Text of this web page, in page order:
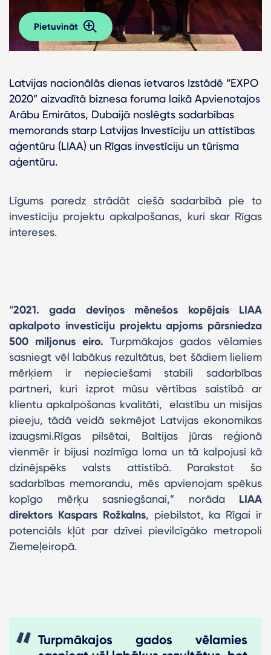
Pietuvināt
Latvijas nacionālās dienas ietvaros Izstādē “EXPO
2020” aizvadītā biznesa foruma laikā Apvienotajos
Arābu Emirātos, Dubaijā noslēgts sadarbības
memorands starp Latvijas Investīciju un attīstības
aģentūru (LIAA) un Rīgas investīciju un tūrisma
aģentūru.
Līgums paredz strādāt ciešā sadarbībā pie to
investīciju projektu apkalpošanas, kuri skar Rīgas
intereses.
“2021. gada deviņos mēnešos kopējais LIAA
apkalpoto investīciju projektu apjoms pārsniedza
500 miljonus eiro. Turpmākajos gados vēlamies
sasniegt vēl labākus rezultātus, bet šādiem lieliem
mērķiem ir nepieciešami stabili sadarbības
partneri, kuri izprot mūsu vērtības saistībā ar
klientu apkalpošanas kvalitāti, elastību un misijas
pieeju, tādā veidā sekmējot Latvijas ekonomikas
izaugsmi.Rīgas pilsētai, Baltijas jūras reģionā
vienmēr ir bijusi nozīmīga loma un tā kalpojusi kā
dzinējspēks valsts attīstībā. Parakstot šo
sadarbības memorandu, mēs apvienojam spēkus
kopīgo mērķu sasniegšanai,” norāda LIAA
direktors Kaspars Rožkalns, piebilstot, ka Rīgai ir
potenciāls kļūt par dzīvei pievilcīgāko metropoli
Ziemeļeiropā.
Turpmākajos gados vēlamies